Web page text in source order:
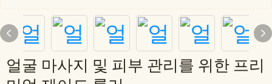
얼굴 마사지 및 피부 관리를 위한 프리